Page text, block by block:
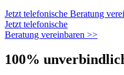
Jetzt telefonische Beratung
Jetzt telefonische
Beratung vereinbaren >>
100%